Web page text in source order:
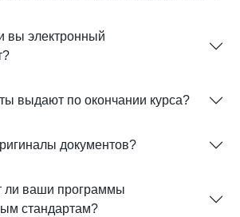
вы электронный
выдают по окончании курса?
документов?
ли ваши программы
стандартам?